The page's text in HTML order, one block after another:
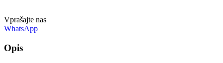
Vprašajte nas
WhatsApp
Opis